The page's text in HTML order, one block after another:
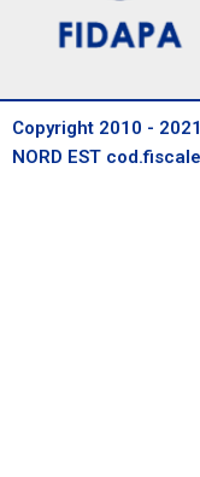
Copyright 2010 - 2021
NORD EST